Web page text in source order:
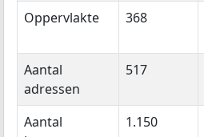
Oppervlakte 368
Aantal
adressen
517
Aantal
1.150